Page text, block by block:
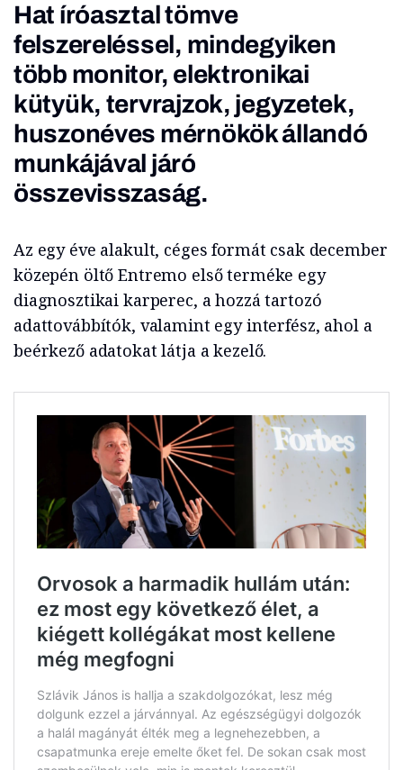
Hat íróasztal tömve
felszereléssel, mindegyiken
több monitor, elektronikai
kütyük, tervrajzok, jegyzetek,
huszonéves mérnökök állandó
munkájával járó
összevisszaság.
Az egy éve alakult, céges formát csak december
közepén öltő Entremo első terméke egy
diagnosztikai karperec, a hozzá tartozó
adattovábbítók, valamint egy interfész, ahol a
beérkező adatokat látja a kezelő.